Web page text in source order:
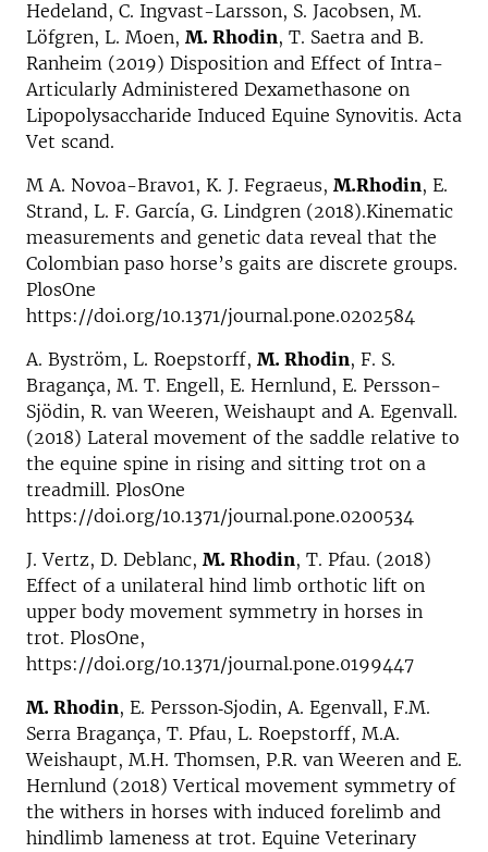
Hedeland, C. Ingvast-Larsson, S. Jacobsen, M.
Löfgren, L. Moen, M. Rhodin, T. Saetra and B.
Ranheim (2019) Disposition and Effect of Intra-
Articularly Administered Dexamethasone on
Lipopolysaccharide Induced Equine Synovitis. Acta
Vet scand.
M A. Novoa-Bravo1, K. J. Fegraeus, M.Rhodin, E.
Strand, L. F. García, G. Lindgren (2018).Kinematic
measurements and genetic data reveal that the
Colombian paso horse’s gaits are discrete groups.
PlosOne
https://doi.org/10.1371/journal.pone.0202584
A. Byström, L. Roepstorff, M. Rhodin, F. S.
Bragança, M. T. Engell, E. Hernlund, E. Persson-
Sjödin, R. van Weeren, Weishaupt and A. Egenvall.
(2018) Lateral movement of the saddle relative to
the equine spine in rising and sitting trot on a
treadmill. PlosOne
https://doi.org/10.1371/journal.pone.0200534
J. Vertz, D. Deblanc, M. Rhodin, T. Pfau. (2018)
Effect of a unilateral hind limb orthotic lift on
upper body movement symmetry in horses in
trot. PlosOne,
https://doi.org/10.1371/journal.pone.0199447
M. Rhodin, E. Persson‐Sjodin, A. Egenvall, F.M.
Serra Bragança, T. Pfau, L. Roepstorff, M.A.
Weishaupt, M.H. Thomsen, P.R. van Weeren and E.
Hernlund (2018) Vertical movement symmetry of
the withers in horses with induced forelimb and
hindlimb lameness at trot. Equine Veterinary